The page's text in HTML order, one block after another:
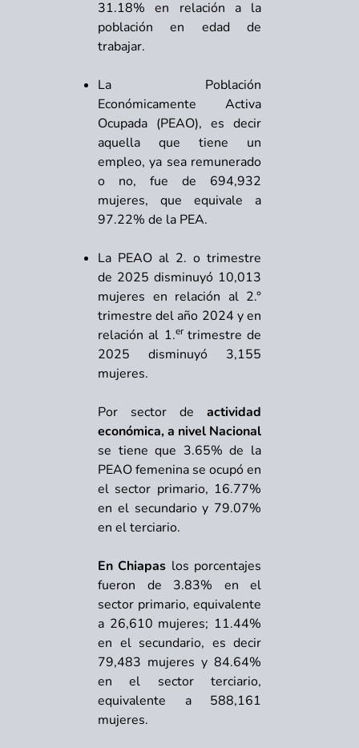
31.18% en relación a la
población en edad de
trabajar.
La Población
Económicamente Activa
Ocupada (PEAO), es decir
aquella que tiene un
empleo, ya sea remunerado
o no, fue de 694,932
mujeres, que equivale a
97.22% de la PEA.
La PEAO al 2. o trimestre
de 2025 disminuyó 10,013
mujeres en relación al 2.°
trimestre del año 2024 y en
relación al 1.er trimestre de
2025 disminuyó 3,155
mujeres.
Por sector de actividad
económica, a nivel Nacional
se tiene que 3.65% de la
PEAO femenina se ocupó en
el sector primario, 16.77%
en el secundario y 79.07%
en el terciario.
En Chiapas los porcentajes
fueron de 3.83% en el
sector primario, equivalente
a 26,610 mujeres; 11.44%
en el secundario, es decir
79,483 mujeres y 84.64%
en el sector terciario,
equivalente a 588,161
mujeres.